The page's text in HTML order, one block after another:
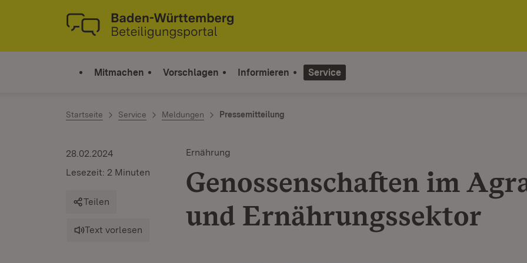
Zum Inhalt springen
Link zur Startseite
Mitmachen Vorschlagen Informieren Service
Startseite Service Meldungen Pressemitteilung
Ernährung
Genossenschaften im
und Ernährungssektor
28.02.2024
Lesezeit: 2 Minuten
Teilen
Text vorlesen